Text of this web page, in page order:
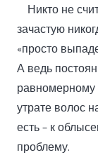
Никто не
зачастую
«просто
А ведь
равномерному
утрате волос
есть – к
проблему.